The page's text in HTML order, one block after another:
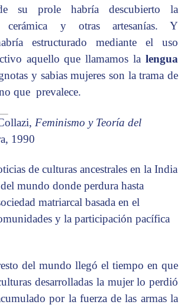
su prole habría descubierto la
cerámica y otras artesanías. Y
estructurado mediante el uso
aquello que llamamos la lengua
y sabias mujeres son la trama de
que prevalece.
Feminismo y Teoría del
1990
de culturas ancestrales en la India
mundo donde perdura hasta
matriarcal basada en el
y la participación pacífica
del mundo llegó el tiempo en que
desarrolladas la mujer lo perdió
por la fuerza de las armas la